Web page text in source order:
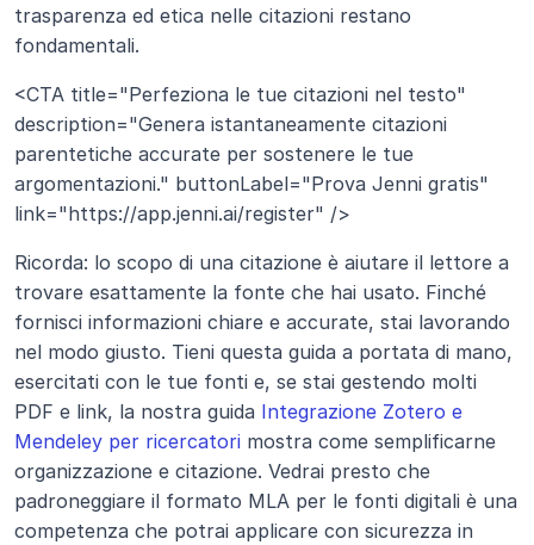
trasparenza ed etica nelle citazioni restano
fondamentali.
<CTA title="Perfeziona le tue citazioni nel testo"
description="Genera istantaneamente citazioni
parentetiche accurate per sostenere le tue
argomentazioni." buttonLabel="Prova Jenni gratis"
link="https://app.jenni.ai/register" />
Ricorda: lo scopo di una citazione è aiutare il lettore a
trovare esattamente la fonte che hai usato. Finché
fornisci informazioni chiare e accurate, stai lavorando
nel modo giusto. Tieni questa guida a portata di mano,
esercitati con le tue fonti e, se stai gestendo molti
PDF e link, la nostra guida Integrazione Zotero e
Mendeley per ricercatori mostra come semplificarne
organizzazione e citazione. Vedrai presto che
padroneggiare il formato MLA per le fonti digitali è una
competenza che potrai applicare con sicurezza in